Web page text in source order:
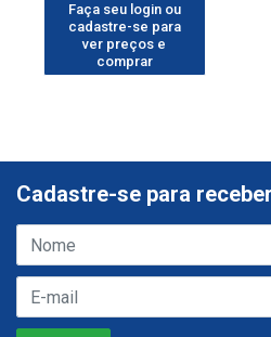
Faça seu login ou
cadastre-se para
ver preços e
comprar
Cadastre-se para